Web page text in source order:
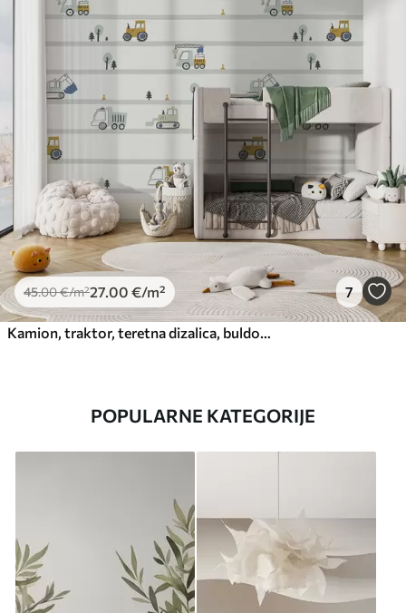
45.00€/m²27 .00 €/m² 7
POPULARNE KATEGORIJE